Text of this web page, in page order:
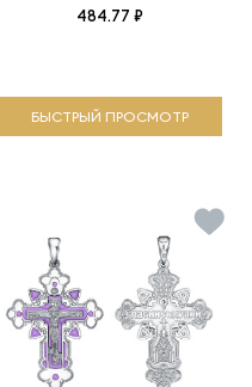
484.77 ₽
БЫСТРЫЙ ПРОСМОТР